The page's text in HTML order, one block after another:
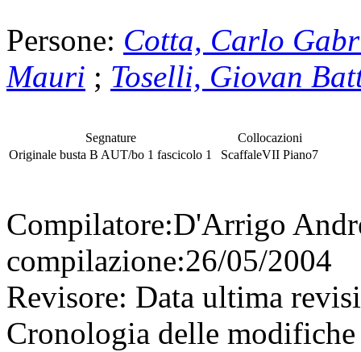
Persone: Cotta, Carlo
Mauri ; Toselli, Giovan
Segnature
Originale busta B AUT/bo 1 fascicolo 1
Collocazioni
ScaffaleVII Piano7
Compilatore:D'Arrigo
compilazione:26/05/2004
Revisore: Data ultima
Cronologia delle